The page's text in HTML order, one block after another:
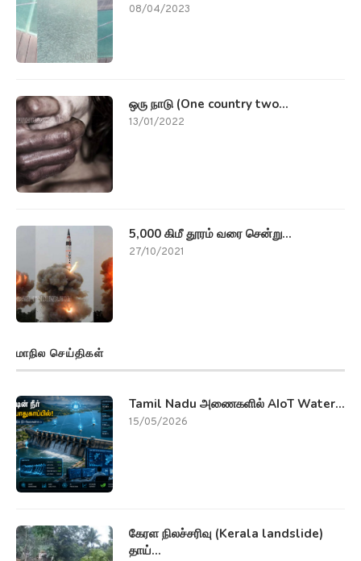
08/04/2023
ஒரு நாடு (One country two...
13/01/2022
5,000 கிமீ தூரம் வரை சென்று...
27/10/2021
மாநில செய்திகள்
Tamil Nadu அணைகளில் AIoT Water...
15/05/2026
கேரள நிலச்சரிவு (Kerala landslide)
தாய்...